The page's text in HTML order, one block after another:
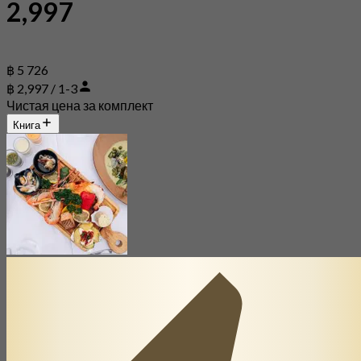
2,997
฿ 5 726
฿ 2,997 / 1-3
Чистая цена за комплект
Книга